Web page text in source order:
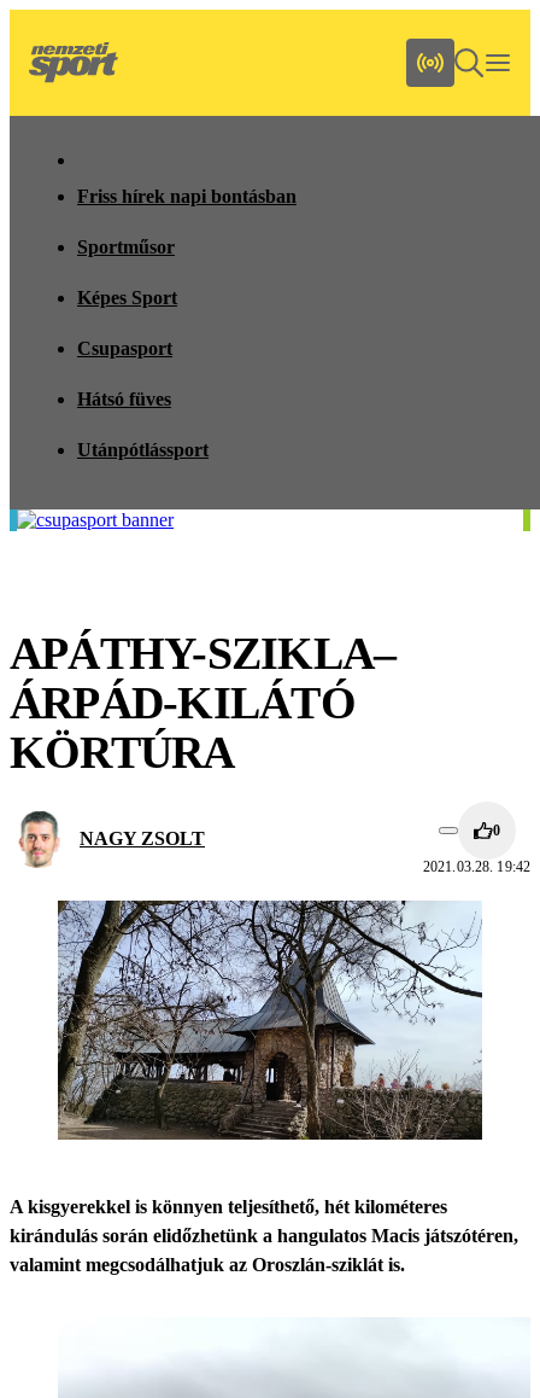
Friss hírek napi bontásban
Sportműsor
Képes Sport
Csupasport
Hátsó füves
Utánpótlássport
APÁTHY-SZIKLA–
ÁRPÁD-KILÁTÓ
KÖRTÚRA
NAGY ZSOLT 0
2021.03.28. 19:42
A kisgyerekkel is könnyen teljesíthető, hét kilométeres
kirándulás során elidőzhetünk a hangulatos Macis játszótéren,
valamint megcsodálhatjuk az Oroszlán-sziklát is.